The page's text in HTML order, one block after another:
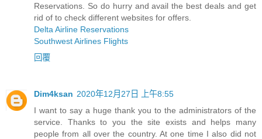
Reservations. So do hurry and avail the best deals and get
rid of to check different websites for offers.
Delta Airline Reservations
Southwest Airlines Flights
回覆
Dim4ksan 2020年12月27日 上午8:55
I want to say a huge thank you to the administrators of the
service. Thanks to you the site exists and helps many
people from all over the country. At one time I also did not